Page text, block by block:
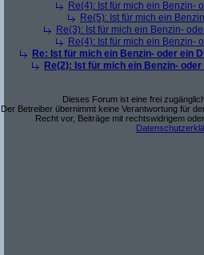
Re(4): Ist für mich ein Benzin-
Re(5): Ist für mich ein
Re(3): Ist für mich ein Benzin-
Re(4): Ist für mich ein Benzin-
Re: Ist für mich ein Benzin- oder ein
Re(2): Ist für mich ein Benzin-
Dieses Forum ist eine frei
Der Betreiber übernimmt keine Verantwortung für
Recht vor, Beiträge mit rechtswidrigem